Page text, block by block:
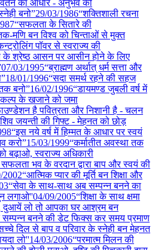
का आधार - अनुभव की
बनो”29/03/1986“शक्तिशाली रचना
“सफलता के सितारे की
मणि बन विश्व को चिन्ताओं से मुक्त
पॉवर से स्वराज्य की
के श्रेष्ठ आसन पर आसीन होने के लिए
07/03/1995“ब्राह्मण अर्थात् धर्म सत्ता और
18/01/1996“सदा समर्थ रहने की सहज
बनो”16/02/1996“डायमण्ड जुबली वर्ष में
के खजाने को जमा
है पवित्रता और निशानी है - चलन
जयन्ती की गिफ्ट - मेहनत को छोड़
“इस नये वर्ष में हिम्मत के आधार पर स्वयं
करो”15/03/1999“कर्मातीत अवस्था तक
बढ़ाओ, स्वराज्य अधिकारी
भव के वरदान द्वारा बाप और स्वयं की
/2002“आत्मिक प्यार की मूर्ति बन शिक्षा और
“सेवा के साथ-साथ अब सम्पन्न बनने का
लगाओ''04/09/2005“शिक्षा के साथ क्षमा
दुआयें लो तो आपका घर आश्रम बन
सम्पन्न बनने की डेट फिक्स कर समय प्रमाण
दिल से बाप व परिवार के स्नेही बन मेहनत
लो''14/03/2006“परमात्म मिलन की